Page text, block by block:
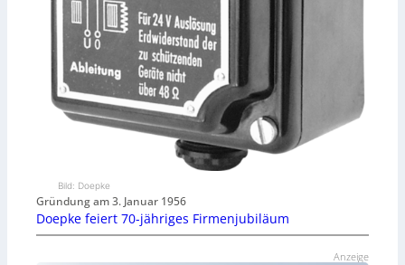
Bild: Doepke
Gründung am 3. Januar 1956
Doepke feiert 70-jähriges Firmenjubiläum
Anzeige